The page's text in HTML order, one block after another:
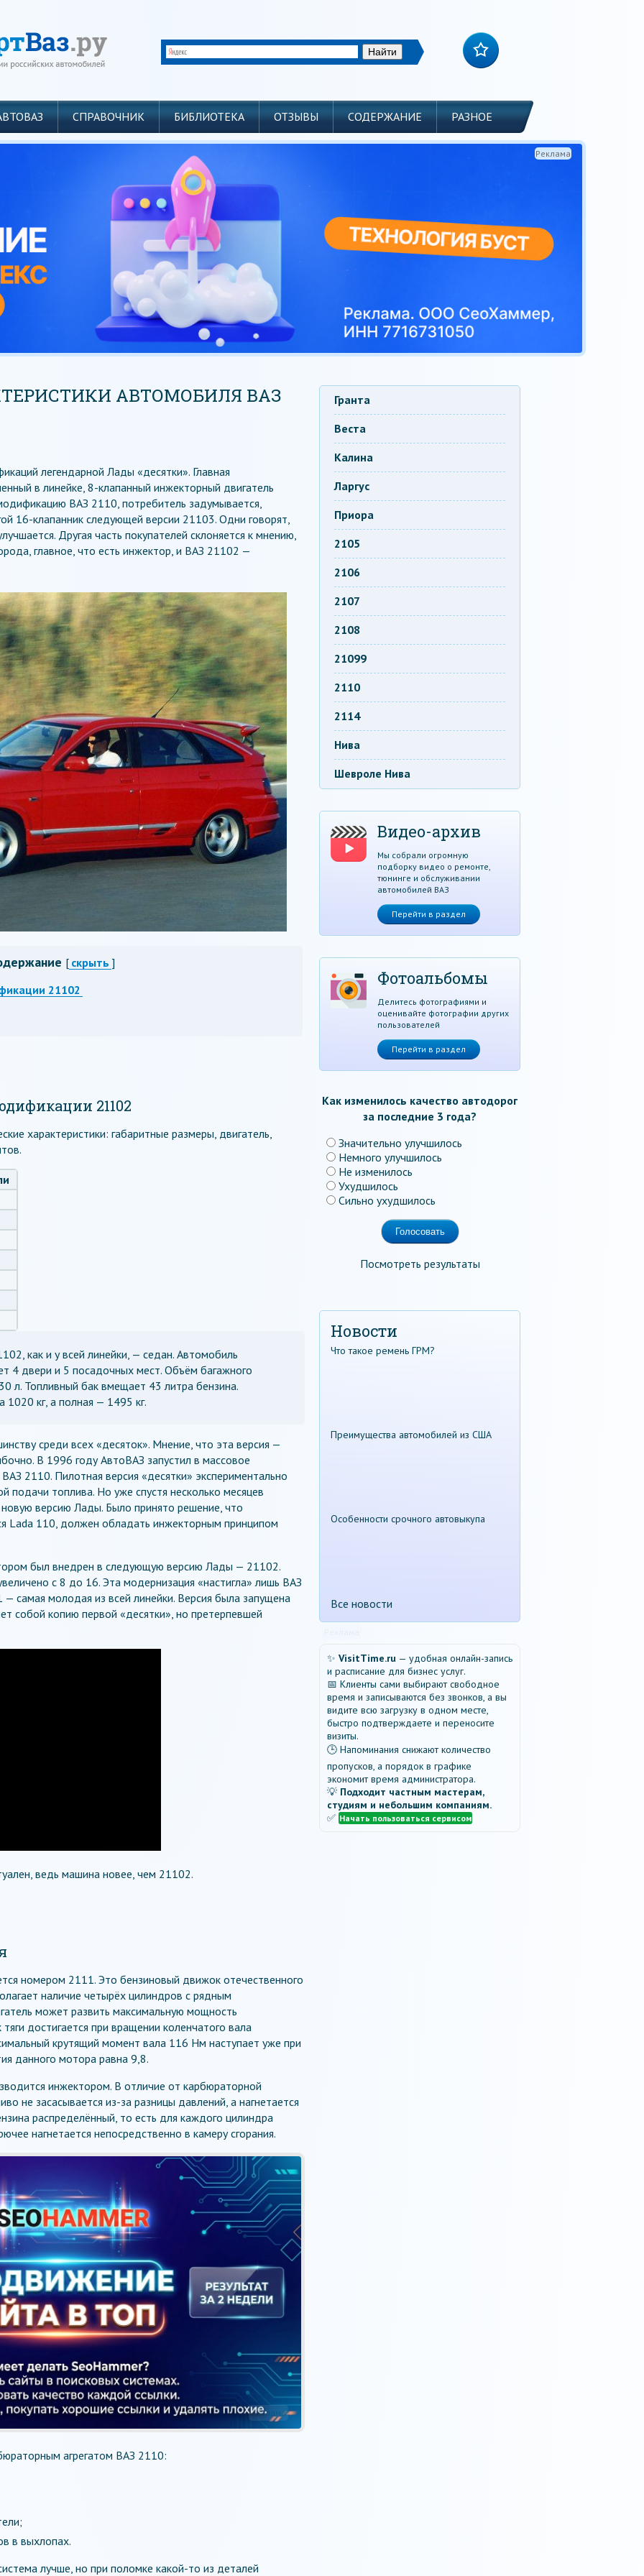
СПРАВОЧНИК БИБЛИОТЕКА ОТЗЫВЫ СОДЕРЖАНИЕ РАЗНОЕ
Реклама
АВТОМОБИЛЯ ВАЗ
легендарной Лады «десятки». Главная
в линейке, 8-клапанный инжекторный двигатель
ВАЗ 2110, потребитель задумывается,
16-клапанник следующей версии 21103. Одни говорят,
Другая часть покупателей склоняется к мнению,
главное, что есть инжектор, и ВАЗ 21102 —
[ скрыть ]
21102
21102
характеристики: габаритные размеры, двигатель,
как и у всей линейки, — седан. Автомобиль
4 двери и 5 посадочных мест. Объём багажного
л. Топливный бак вмещает 43 литра бензина.
1020 кг, а полная — 1495 кг.
среди всех «десяток». Мнение, что эта версия —
В 1996 году АвтоВАЗ запустил в массовое
2110. Пилотная версия «десятки» экспериментально
подачи топлива. Но уже спустя несколько месяцев
версию Лады. Было принято решение, что
Lada 110, должен обладать инжекторным принципом
был внедрен в следующую версию Лады — 21102.
с 8 до 16. Эта модернизация «настигла» лишь ВАЗ
самая молодая из всей линейки. Версия была запущена
собой копию первой «десятки», но претерпевшей
ведь машина новее, чем 21102.
номером 2111. Это бензиновый движок отечественного
наличие четырёх цилиндров с рядным
может развить максимальную мощность
достигается при вращении коленчатого вала
крутящий момент вала 116 Нм наступает уже при
данного мотора равна 9,8.
инжектором. В отличие от карбюраторной
не засасывается из-за разницы давлений, а нагнетается
распределённый, то есть для каждого цилиндра
нагнетается непосредственно в камеру сгорания.
Реклама
агрегатом ВАЗ 2110:
в выхлопах.
лучше, но при поломке какой-то из деталей
Гранта
Веста
Калина
Ларгус
Приора
2105
2106
2107
2108
21099
2110
2114
Нива
Шевроле Нива
Видео-архив
Мы собрали огромную
подборку видео о ремонте,
тюнинге и обслуживании
автомобилей ВАЗ
Перейти в раздел
Фотоальбомы
Делитесь фотографиями и
оценивайте фотографии других
пользователей
Перейти в раздел
Как изменилось качество автодорог
за последние 3 года?
Значительно улучшилось
Немного улучшилось
Не изменилось
Ухудшилось
Сильно ухудшилось
Посмотреть результаты
Новости
Что такое ремень ГРМ?
Преимущества автомобилей из США
Особенности срочного автовыкупа
Все новости
✨ VisitTime.ru — удобная онлайн-запись
и расписание для бизнес услуг.
📅 Клиенты сами выбирают свободное
время и записываются без звонков, а вы
видите всю загрузку в одном месте,
быстро подтверждаете и переносите
визиты.
🕒 Напоминания снижают количество
пропусков, а порядок в графике
экономит время администратора.
💡 Подходит частным мастерам,
студиям и небольшим компаниям.
✅ Начать пользоваться сервисом